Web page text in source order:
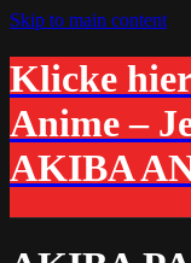
Skip to main content
Klicke
Anime –
AKIBA